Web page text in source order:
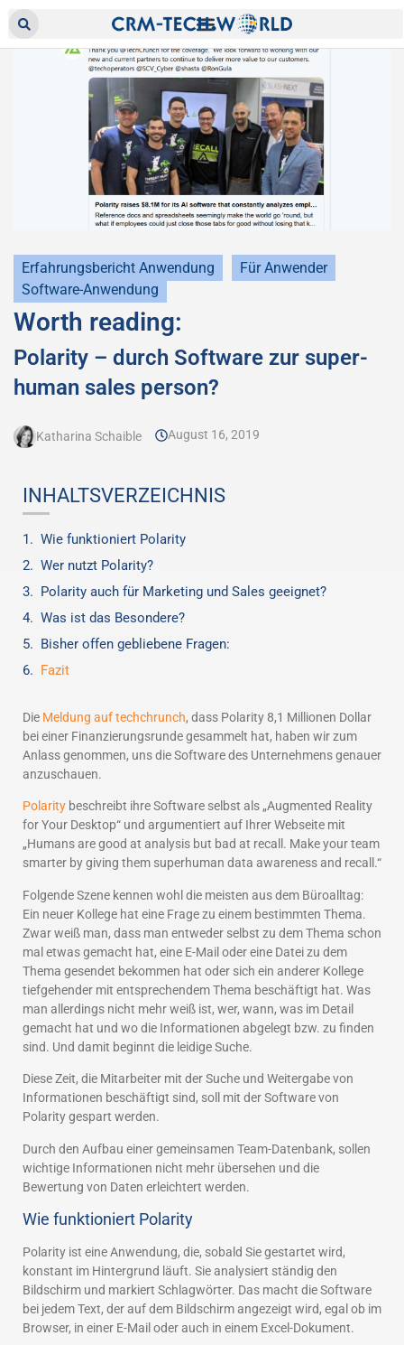
Erfahrungsbericht Anwendung
Für Anwender
Software-Anwendung
Worth reading:
Polarity – durch Software zur super-
human sales person?
Katharina Schaible August 16, 2019
INHALTSVERZEICHNIS
Wie funktioniert Polarity
Wer nutzt Polarity?
Polarity auch für Marketing und Sales geeignet?
Was ist das Besondere?
Bisher offen gebliebene Fragen:
Fazit
Die Meldung auf techchrunch, dass Polarity 8,1 Millionen Dollar
bei einer Finanzierungsrunde gesammelt hat, haben wir zum
Anlass genommen, uns die Software des Unternehmens genauer
anzuschauen.
Polarity beschreibt ihre Software selbst als „Augmented Reality
for Your Desktop“ und argumentiert auf Ihrer Webseite mit
„Humans are good at analysis but bad at recall. Make your team
smarter by giving them superhuman data awareness and recall.“
Folgende Szene kennen wohl die meisten aus dem Büroalltag:
Ein neuer Kollege hat eine Frage zu einem bestimmten Thema.
Zwar weiß man, dass man entweder selbst zu dem Thema schon
mal etwas gemacht hat, eine E-Mail oder eine Datei zu dem
Thema gesendet bekommen hat oder sich ein anderer Kollege
tiefgehender mit entsprechendem Thema beschäftigt hat. Was
man allerdings nicht mehr weiß ist, wer, wann, was im Detail
gemacht hat und wo die Informationen abgelegt bzw. zu finden
sind. Und damit beginnt die leidige Suche.
Diese Zeit, die Mitarbeiter mit der Suche und Weitergabe von
Informationen beschäftigt sind, soll mit der Software von
Polarity gespart werden.
Durch den Aufbau einer gemeinsamen Team-Datenbank, sollen
wichtige Informationen nicht mehr übersehen und die
Bewertung von Daten erleichtert werden.
Wie funktioniert Polarity
Polarity ist eine Anwendung, die, sobald Sie gestartet wird,
konstant im Hintergrund läuft. Sie analysiert ständig den
Bildschirm und markiert Schlagwörter. Das macht die Software
bei jedem Text, der auf dem Bildschirm angezeigt wird, egal ob im
Browser, in einer E-Mail oder auch in einem Excel-Dokument.